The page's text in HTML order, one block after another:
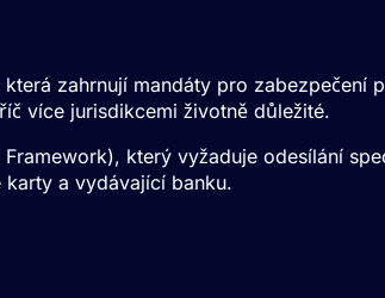
zahrnují mandáty pro
více jurisdikcemi životně důležité.
který vyžaduje odesílání
a vydávající banku.